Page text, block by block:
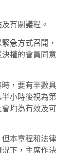
有關議程。
急方式召開，
權的會員同意
，要有半數具
小時後視為第
均為有效及可
本章程和法律
下，主席作決